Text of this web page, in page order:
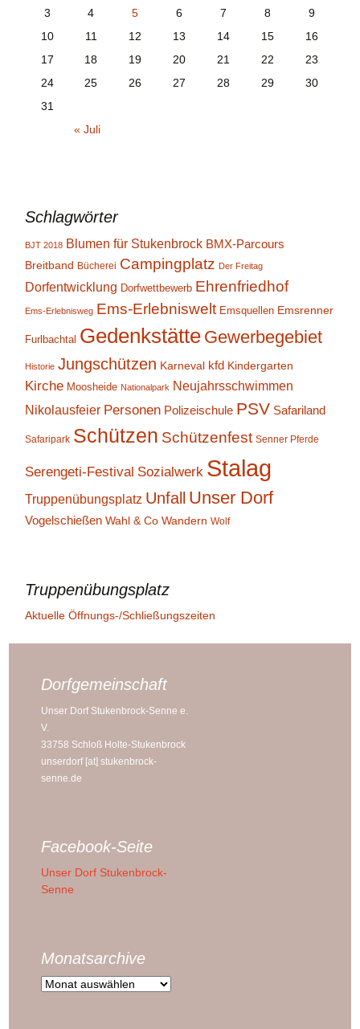
3
4 5 6 7 8
9
10
11 12 13 14 15
16
17
18 19 20 21 22
23
24
25 26 27 28 29
30
31
« Juli
Schlagwörter
BJT 2018 Blumen für Stukenbrock BMX-Parcours
Breitband Bücherei Campingplatz Der Freitag
Dorfentwicklung Dorfwettbewerb Ehrenfriedhof
Ems-Erlebnisweg Ems-Erlebniswelt Emsquellen Emsrenner
Furlbachtal Gedenkstätte Gewerbegebiet
Historie Jungschützen Karneval kfd Kindergarten
Kirche Moosheide Nationalpark Neujahrsschwimmen
Nikolausfeier Personen Polizeischule PSV Safariland
Safaripark Schützen Schützenfest Senner Pferde
Serengeti-Festival Sozialwerk Stalag
Truppenübungsplatz Unfall Unser Dorf
Vogelschießen Wahl & Co Wandern Wolf
Truppenübungsplatz
Aktuelle Öffnungs-/Schließungszeiten
Dorfgemeinschaft
Unser Dorf Stukenbrock-Senne e.
V.
33758 Schloß Holte-Stukenbrock
unserdorf [at] stukenbrock-
senne.de
Facebook-Seite
Unser Dorf Stukenbrock-
Senne
Monatsarchive
Monatsarchive